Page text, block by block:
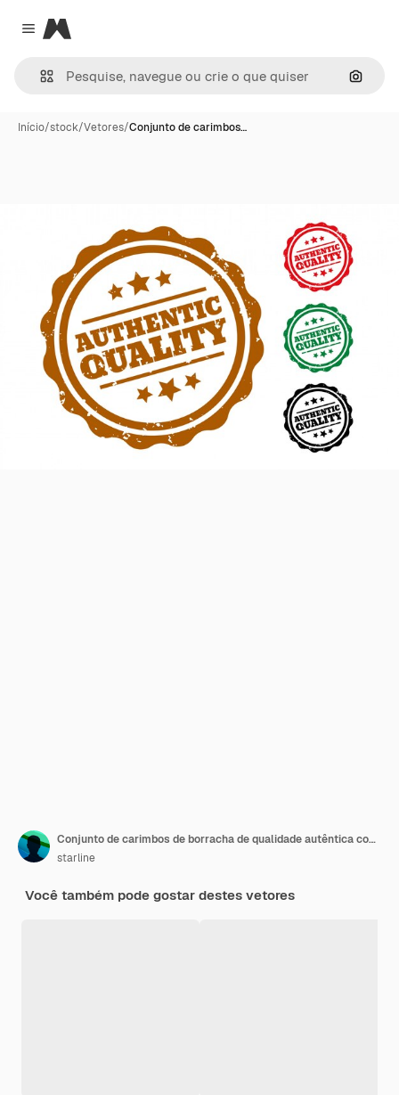
Close menu
Magnific
Início/stock/Vetores/Conjunto de carimbos…
Conjunto de carimbos de borracha de qualidade autêntica com quatro
starline
Você também pode gostar destes vetores